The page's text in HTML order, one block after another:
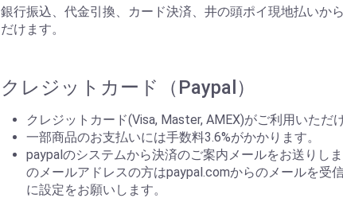
銀行振込、代金引換、カード決済、井の頭ポイ現地払いか
だけます。
クレジットカード（Paypal）
クレジットカード(Visa, Master, AMEX)がご利用いただ
一部商品のお支払いには手数料3.6%がかかります。
paypalのシステムから決済のご案内メールをお送りし
のメールアドレスの方はpaypal.comからのメールを受
に設定をお願いします。